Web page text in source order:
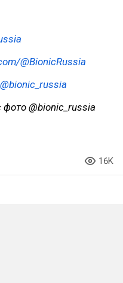
@BionicRussia
@bionic_russia
16K